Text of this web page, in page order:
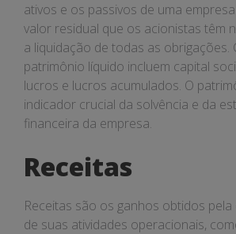
ativos e os passivos de uma
valor residual que os acionistas têm
a liquidação de todas as obrigações.
patrimônio líquido incluem capital
lucros e lucros acumulados. O
indicador crucial da solvência e da
financeira da empresa.
Receitas
Receitas são os ganhos obtidos
de suas atividades operacionais,